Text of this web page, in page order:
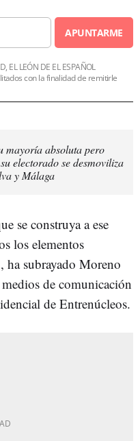
APUNTARME
EL LEÓN DE EL ESPAÑOL
con la finalidad de remitirle
mayoría absoluta pero
electorado se desmoviliza
y Málaga
se construya a ese
los elementos
ha subrayado Moreno
de comunicación
de Entrenúcleos.